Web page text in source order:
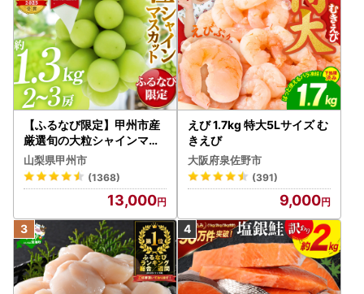
【ふるなび限定】甲州市産
厳選旬の大粒シャインマス
カット 約1.3kg 2～3房【2
026年発送】（MG）B12-
472 FN-Limited-VO シャ
インマスカット フルーツ
山梨県甲州市
(1368)
13,000
えび 1.7kg 特大5Lサイズ む
きえび
大阪府泉佐野市
(391)
9,000